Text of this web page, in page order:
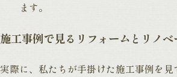
ます。
施工事例で見るリフォームとリノ
実際に、私たちが手掛けた施工事例を